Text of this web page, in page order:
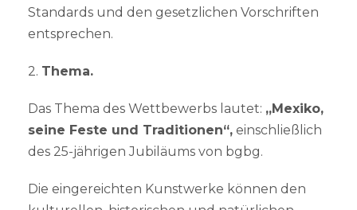
Standards und den gesetzlichen Vorschriften
entsprechen.
2. Thema.
Das Thema des Wettbewerbs lautet: „Mexiko,
seine Feste und Traditionen“, einschließlich
des 25-jährigen Jubiläums von bgbg.
Die eingereichten Kunstwerke können den